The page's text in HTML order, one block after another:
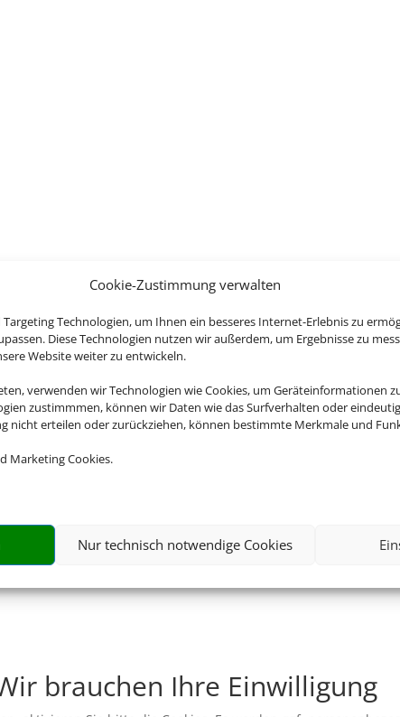
Cookie-Zustimmung verwalten
Technologien, um Ihnen ein besseres Internet-Erlebnis zu
Diese Technologien nutzen wir außerdem, um Ergebnisse zu
Website weiter zu entwickeln.
verwenden wir Technologien wie Cookies, um Geräteinformationen
zustimmmen, können wir Daten wie das Surfverhalten oder
nicht erteilen oder zurückziehen, können bestimmte Merkmale und
Marketing Cookies.
Nur technisch notwendige Cookies
brauchen Ihre Einwilligung